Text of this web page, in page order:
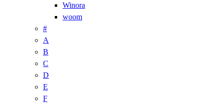
Winora
woom
#
A
B
C
D
E
F